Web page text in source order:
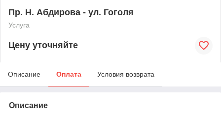
Пр. Н. Абдирова - ул. Гоголя
Услуга
Цену уточняйте
Описание Оплата Условия возврата
Описание